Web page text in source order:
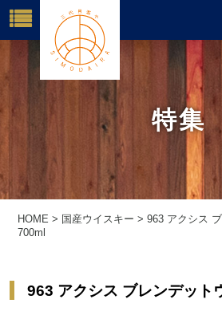
店舗案内
ご利用案内
送料
お問合せ
特集
HOME > 国産ウイスキー >963 アクシス
700ml
963 アクシス ブレンデット